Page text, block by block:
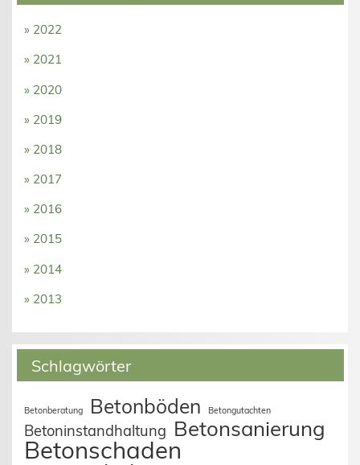
» 2022
» 2021
» 2020
» 2019
» 2018
» 2017
» 2016
» 2015
» 2014
» 2013
Schlagwörter
Betonberatung Betonböden Betongutachten
Betoninstandhaltung Betonsanierung
Betonschaden